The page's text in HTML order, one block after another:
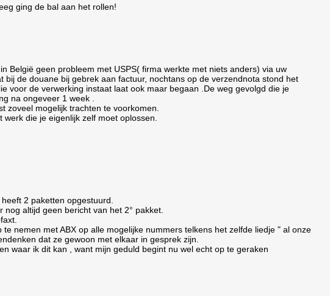
ging de bal aan het rollen!
België geen probleem met USPS( firma werkte met niets anders) via uw
bij de douane bij gebrek aan factuur, nochtans op de verzendnota stond het
voor de verwerking instaat laat ook maar begaan .De weg gevolgd die je
na ongeveer 1 week .
zoveel mogelijk trachten te voorkomen.
die je eigenlijk zelf moet oplossen.
2 paketten opgestuurd.
altijd geen bericht van het 2° pakket.
nemen met ABX op alle mogelijke nummers telkens het zelfde liedje " al onze
dat ze gewoon met elkaar in gesprek zijn.
waar ik dit kan , want mijn geduld begint nu wel echt op te geraken